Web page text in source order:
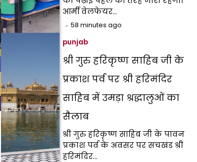
आर्मी वेलफेयर…
58 minutes ago
punjab
श्री गुरु हरिकृष्ण साहिब जी के
प्रकाश पर्व पर श्री हरिमंदिर
साहिब में उमड़ा श्रद्धालुओं का
सैलाब
श्री गुरु हरिकृष्ण साहिब जी के पावन
प्रकाश पर्व के अवसर पर सचखंड श्री
हरिमंदिर…